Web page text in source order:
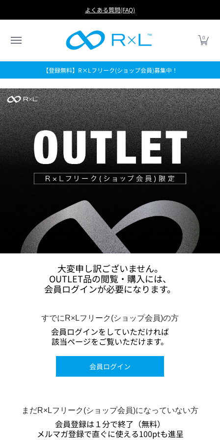
FOOTBALL LIFE
よくある質問(FAQ)
0
【登録無料】R×Lフリーク(ショップ会員)募集中！
大変申し訳ございません。
OUTLET品の閲覧・購入には、
会員ログインが必要になります。
すでにR×Lフリーク(ショップ会員)の方
会員ログインをしていただければ
該当ページをご覧いただけます。
会員ログイン
まだR×Lフリーク(ショップ会員)になっていない方
会員登録は１分で終了（無料）
メルマガ登録で直ぐに使える100ptも進呈